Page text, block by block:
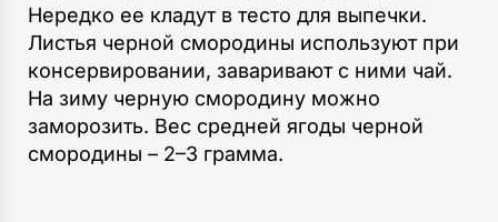
Нередко ее кладут в тесто для выпечки.
Листья черной смородины используют при
консервировании, заваривают с ними чай.
На зиму черную смородину можно
заморозить. Вес средней ягоды черной
смородины – 2–3 грамма.